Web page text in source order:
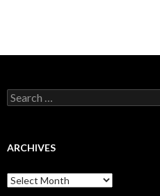
Search
for:
ARCHIVES
Archives